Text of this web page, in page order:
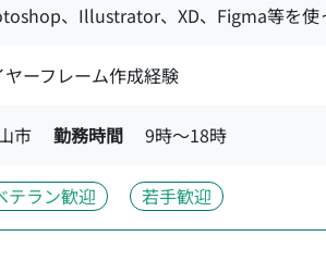
、Illustrator、XD、Figma等を使
ヤーフレーム作成経験
市 勤務時間 9時〜18時
テラン歓迎 若手歓迎